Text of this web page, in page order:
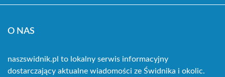
O NAS
naszswidnik.pl to lokalny serwis informacyjny
dostarczający aktualne wiadomości ze Świdnika i okolic.